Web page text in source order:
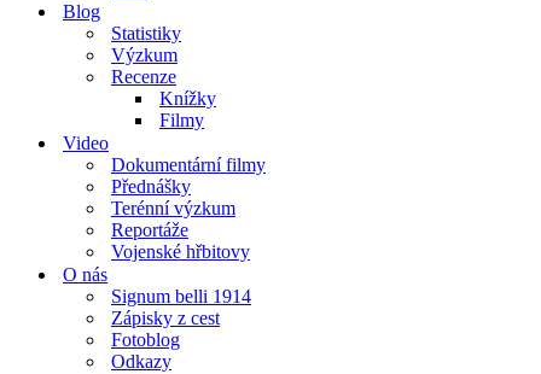
Blog
Statistiky
Výzkum
Recenze
Knížky
Filmy
Video
Dokumentární filmy
Přednášky
Terénní výzkum
Reportáže
Vojenské hřbitovy
O nás
Signum belli 1914
Zápisky z cest
Fotoblog
Odkazy